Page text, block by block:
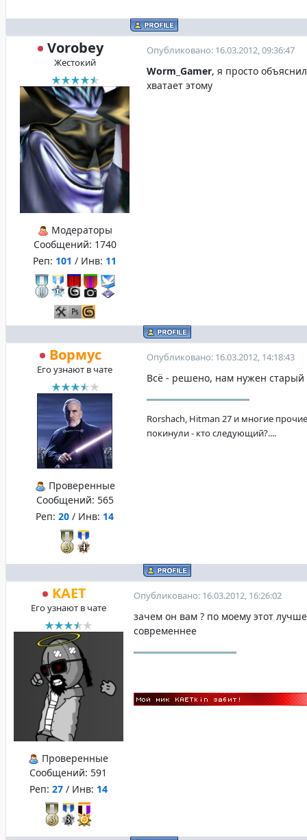
Vorobey
Жестокий
Модераторы
Сообщений: 1740
Реп: 101 / Инв: 11
Опубликовано: 16.03.2012, 09:36:47
Worm_Gamer, я просто
хватает этому
Вормус
Его узнают в чате
Проверенные
Сообщений: 565
Реп: 20 / Инв: 14
Опубликовано: 16.03.2012, 14:18:43
Всё - решено, нам нужен старый
Rorshach, Hitman 27 и многие
покинули - кто следующий?....
KAET
Его узнают в чате
Проверенные
Сообщений: 591
Реп: 27/ Инв: 14
Опубликовано: 16.03.2012, 16:26:02
зачем он вам ? по моему этот
современнее